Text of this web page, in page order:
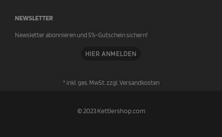
NEWSLETTER
Newsletter abonnieren und 5%-Gutschein sichern!
HIER ANMELDEN
* inkl. ges. MwSt. zzgl.Versandkosten
© 2023 Kettlershop.com